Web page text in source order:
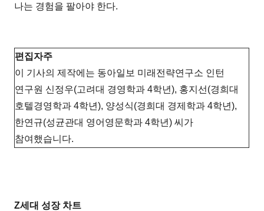
나는 경험을 팔아야 한다.
편집자주
이 기사의 제작에는 동아일보 미래전략연구소 인턴
연구원 신정우(고려대 경영학과 4학년), 홍지선(경희대
호텔경영학과 4학년), 양성식(경희대 경제학과 4학년),
한연규(성균관대 영어영문학과 4학년) 씨가
참여했습니다.
Z세대 성장 차트